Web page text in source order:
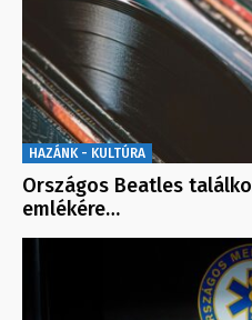
HAZÁNK - KULTÚRA
Országos Beatles
emlékére…